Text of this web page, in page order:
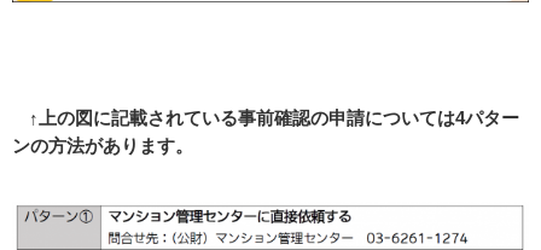
↑上の図に記載されている事前確認の申請については4パター
ンの方法があります。